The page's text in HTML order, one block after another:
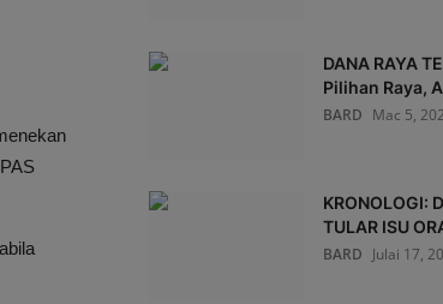
DANA RAYA
Pilihan Raya,
BARD Mac 5,
KRONOLOGI:
TULAR ISU
BARD Julai 17,